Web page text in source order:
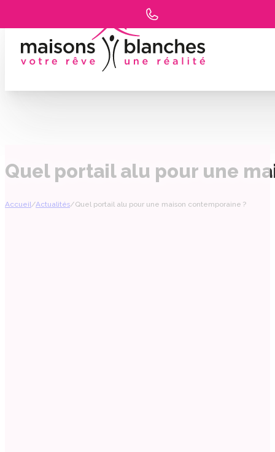
Quel portail alu pour une
Accueil/Actualités/Quel portail alu pour une maison contemporaine ?